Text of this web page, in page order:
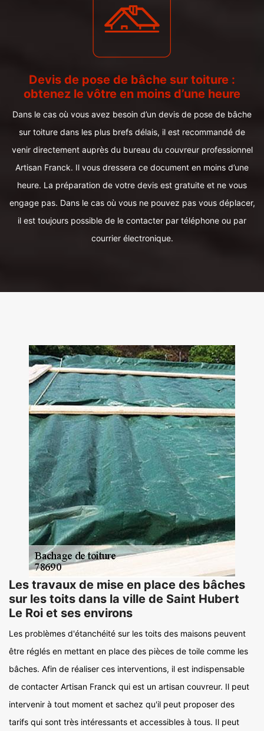
Devis de pose de bâche sur toiture :
obtenez le vôtre en moins d’une heure
Dans le cas où vous avez besoin d’un devis de pose de bâche
sur toiture dans les plus brefs délais, il est recommandé de
venir directement auprès du bureau du couvreur professionnel
Artisan Franck. Il vous dressera ce document en moins d’une
heure. La préparation de votre devis est gratuite et ne vous
engage pas. Dans le cas où vous ne pouvez pas vous déplacer,
il est toujours possible de le contacter par téléphone ou par
courrier électronique.
Les travaux de mise en place des bâches
sur les toits dans la ville de Saint Hubert
Le Roi et ses environs
Les problèmes d'étanchéité sur les toits des maisons peuvent
être réglés en mettant en place des pièces de toile comme les
bâches. Afin de réaliser ces interventions, il est indispensable
de contacter Artisan Franck qui est un artisan couvreur. Il peut
intervenir à tout moment et sachez qu'il peut proposer des
tarifs qui sont très intéressants et accessibles à tous. Il peut